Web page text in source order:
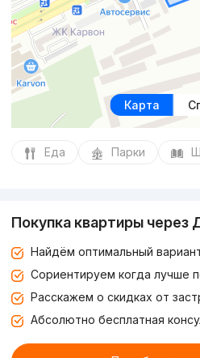
Карта
Еда Парки
Покупка квартиры через
Найдём оптимальный
Сориентируем когда лучше
Расскажем о скидках от
Абсолютно бесплатная